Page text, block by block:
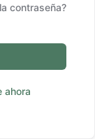
contraseña?
ahora